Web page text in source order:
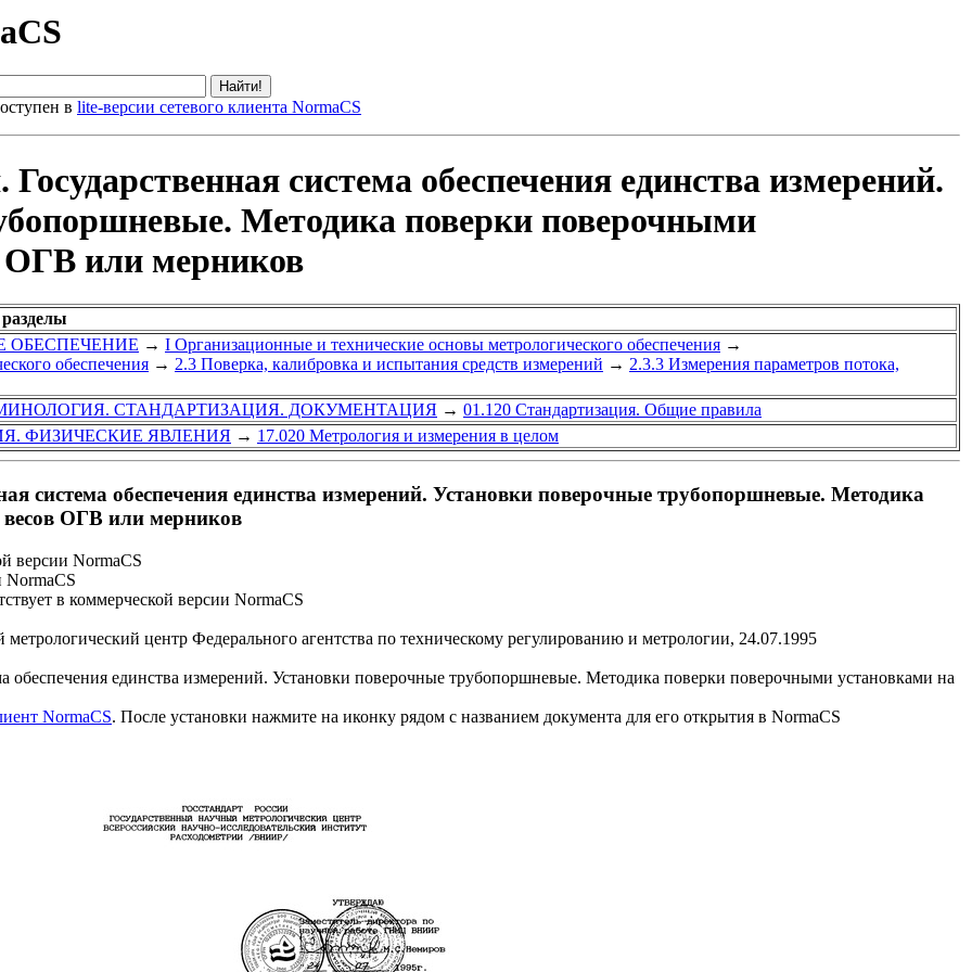
в lite-версии сетевого клиента NormaCS
система обеспечения единства измерений.
Методика поверки поверочными
ОГВ или мерников
ОБЕСПЕЧЕНИЕ → I Организационные и технические основы метрологического обеспечения →
обеспечения → 2.3 Поверка, калибровка и испытания средств измерений → 2.3.3 Измерения параметров потока,
СТАНДАРТИЗАЦИЯ. ДОКУМЕНТАЦИЯ → 01.120 Стандартизация. Общие правила
ФИЗИЧЕСКИЕ ЯВЛЕНИЯ → 17.020 Метрология и измерения в целом
система обеспечения единства измерений. Установки поверочные трубопоршневые. Методика
весов ОГВ или мерников
версии NormaCS
NormaCS
в коммерческой версии NormaCS
центр Федерального агентства по техническому регулированию и метрологии, 24.07.1995
обеспечения единства измерений. Установки поверочные трубопоршневые. Методика поверки поверочными установками на
NormaCS. После установки нажмите на иконку рядом с названием документа для его открытия в NormaCS